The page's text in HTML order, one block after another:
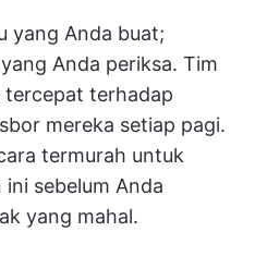
yang Anda buat;
Anda periksa. Tim
terhadap
mereka setiap pagi.
termurah untuk
sebelum Anda
yang mahal.